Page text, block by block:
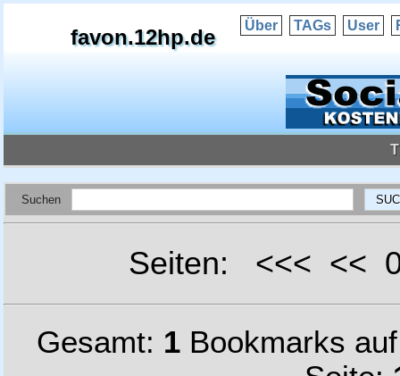
favon.12hp.de Über TAGs User
Suchen
Seiten: <<< <<
Gesamt: 1Bookmarks